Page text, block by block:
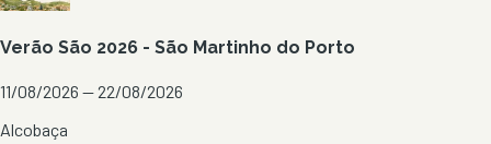
Verão São 2026 - São Martinho do Porto
11/08/2026 — 22/08/2026
Alcobaça